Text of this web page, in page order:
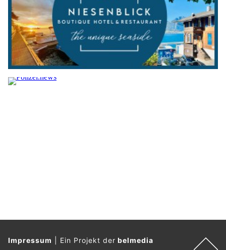
Impressum Ein Projekt derbelmedia